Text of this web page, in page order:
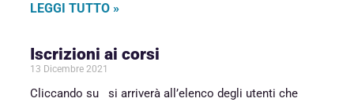
LEGGI TUTTO »
Iscrizioni ai corsi
13 Dicembre 2021
Cliccando su si arriverà all’elenco degli utenti che